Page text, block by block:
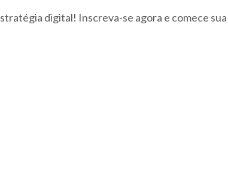
digital! Inscreva-se agora e comece